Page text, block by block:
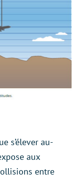
s’élever au-
aux
entre